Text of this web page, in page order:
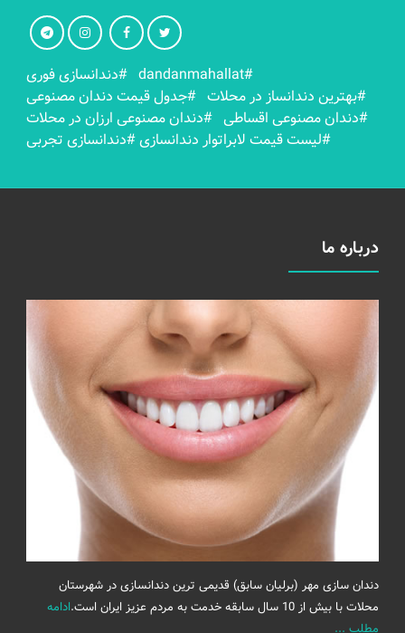
#dandanmahallat
#دندانسازی فوری
#بهترين دندانساز در محلات #جدول قیمت دندان مصنوعی
#دندان مصنوعی اقساطی #دندان مصنوعی ارزان در محلات
#لیست قیمت لابراتوار دندانسازی#دندانسازی تجربی
درباره ما
دندان سازی مهر (برلیان سابق) قدیمی ترین دندانسازی در شهرستان
محلات با بیش از 10 سال سابقه خدمت به مردم عزیز ایران است.
ادامه